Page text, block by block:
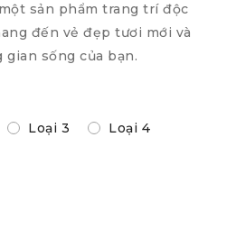
sản phẩm trang trí độc
đến vẻ đẹp tươi mới và
sống của bạn.
Loại 3
Loại 4